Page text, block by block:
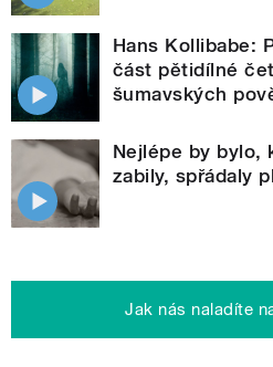
Hans Kollibabe:
část pětidílné
šumavských
Nejlépe by bylo,
zabily, spřádaly
Jak nás naladíte